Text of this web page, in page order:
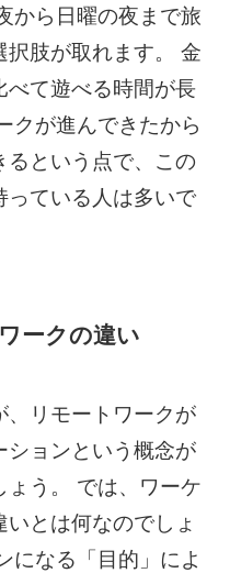
から日曜の夜まで旅
肢が取れます。 金
べて遊べる時間が長
クが進んできたから
るという点で、この
っている人は多いで
ークの違い
、リモートワークが
ションという概念が
う。 では、ワーケ
とは何なのでしょ
になる「目的」によ